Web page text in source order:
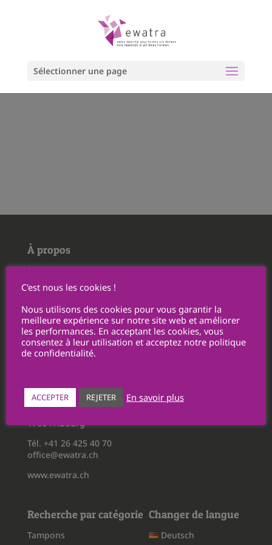
Sélectionner une page
À propos
À propos de nous
Politique de confidentialité
Conditions générales de vente
Personnalisations / Transmissions de fichiers
Retours
Ewatra Publicité SA
1700 Fribourg
Tél. +41 26 425 40 70
office@ewatra.ch
www.ewatra.ch
Recherche par catégorie
Tampons
Changer de langue
Deutsch
C'est nous les cookies !
Nous utilisons des cookies pour vous garantir la
meilleure expérience sur notre site web et améliorer
les performances. En acceptant les cookies, vous
consentez à leur utilisation et acceptez notre politique
de confidentialité.
ACCEPTER REJETER En savoir plus